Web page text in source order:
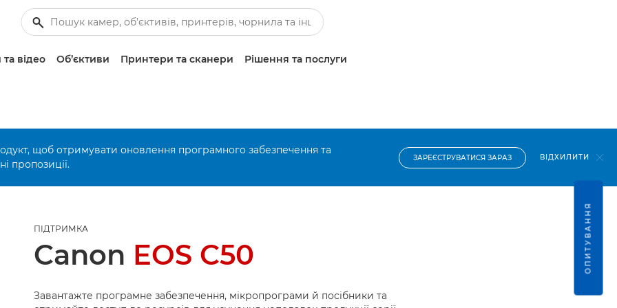
відео Об’єктиви Принтери та сканери Рішення та послуги
щоб отримувати оновлення програмного забезпечення та
пропозиції.
ЗАРЕЄСТРУВАТИСЯ ЗАРАЗ ВІДХИЛИТИ
ПІДТРИМКА
Canon EOS C50
Завантажте програмне забезпечення, мікропрограми й посібники та
ОПИТУВАННЯ